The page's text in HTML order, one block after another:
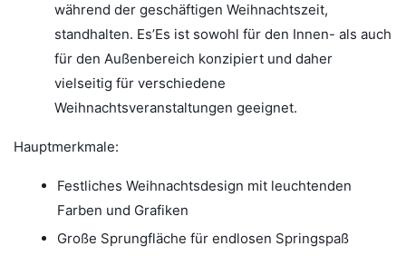
während der geschäftigen Weihnachtszeit,
standhalten. Es’Es ist sowohl für den Innen- als auch
für den Außenbereich konzipiert und daher
vielseitig für verschiedene
Weihnachtsveranstaltungen geeignet.
Hauptmerkmale:
Festliches Weihnachtsdesign mit leuchtenden
Farben und Grafiken
Große Sprungfläche für endlosen Springspaß